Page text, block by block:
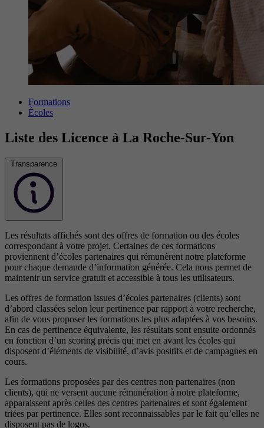
Formations
Écoles
Liste des Licence à La Roche-Sur-Yon
Transparence
Les résultats affichés sont des offres de formation ou des écoles
correspondant à votre projet. Certaines de ces formations
proviennent d’écoles partenaires qui rémunèrent notre plateforme
pour chaque demande d’information générée. Cela nous permet de
maintenir un service gratuit et accessible à tous les utilisateurs.
Les offres de formation issues d’écoles partenaires (clients) sont
d’abord classées selon leur pertinence par rapport à votre recherche,
afin de vous proposer les formations les plus adaptées à vos besoins.
En cas de pertinence équivalente, les résultats sont ensuite ordonnés
en fonction d’un scoring précis qui met en avant les écoles qui
disposent d’éléments de visibilité, d’avis positifs et de campagnes en
cours.
Les formations proposées par des centres non partenaires (non
clients), qui ne versent aucune rémunération à notre plateforme,
apparaissent après celles des centres partenaires et sont également
triées par pertinence. Elles sont reconnaissables par le fait qu’elles ne
disposent pas de logos.